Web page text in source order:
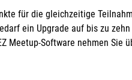
Viewsonic
für die gleichzeitige
ein Upgrade auf bis zu zehn
Meetup-Software nehmen Sie